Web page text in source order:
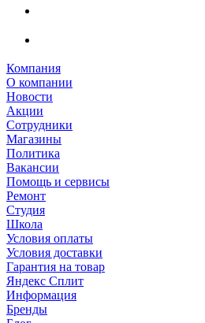
Компания
О компании
Новости
Акции
Сотрудники
Магазины
Политика
Вакансии
Помощь и сервисы
Ремонт
Студия
Школа
Условия оплаты
Условия доставки
Гарантия на товар
Яндекс Сплит
Информация
Бренды